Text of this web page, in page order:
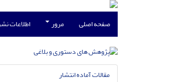
صفحه اصلی مرور اطلاعات
مقالات آماده انتشار